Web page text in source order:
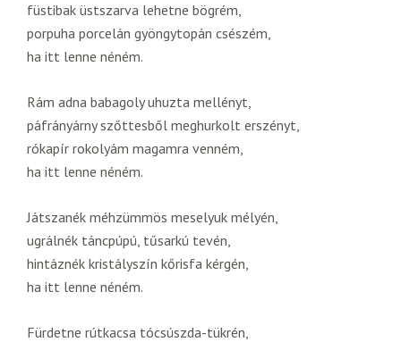
füstibak üstszarva lehetne bögrém,
porpuha porcelán gyöngytopán csészém,
ha itt lenne néném.
Rám adna babagoly uhuzta mellényt,
páfrányárny szőttesből meghurkolt erszényt,
rókapír rokolyám magamra venném,
ha itt lenne néném.
Játszanék méhzümmös meselyuk mélyén,
ugrálnék táncpúpú, tűsarkú tevén,
hintáznék kristályszín kőrisfa kérgén,
ha itt lenne néném.
Fürdetne rútkacsa tócsúszda-tükrén,